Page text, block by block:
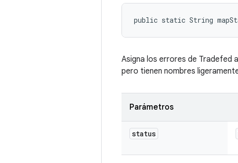
public static String
Asigna los errores de Tradefed
pero tienen nombres
Parámetros
status